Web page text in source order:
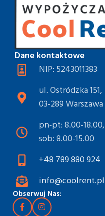
Dane kontaktowe
NIP: 5243011383
ul. Ostródzka 151,
03-289 Warszawa
pn-pt: 8.00-18.00,
sob: 8.00-15.00
+48 789 880 924
info@coolrent.pl
Obserwuj Nas: